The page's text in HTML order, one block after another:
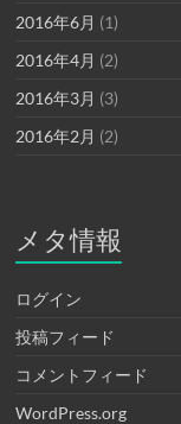
2016年6月 (1)
2016年4月 (2)
2016年3月 (3)
2016年2月 (2)
メタ情報
ログイン
投稿フィード
コメントフィード
WordPress.org